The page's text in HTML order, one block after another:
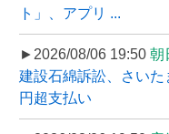
ト」、アプリ ...
►2026/08/06 19:50 朝
建設石綿訴訟、さい
円超支払い